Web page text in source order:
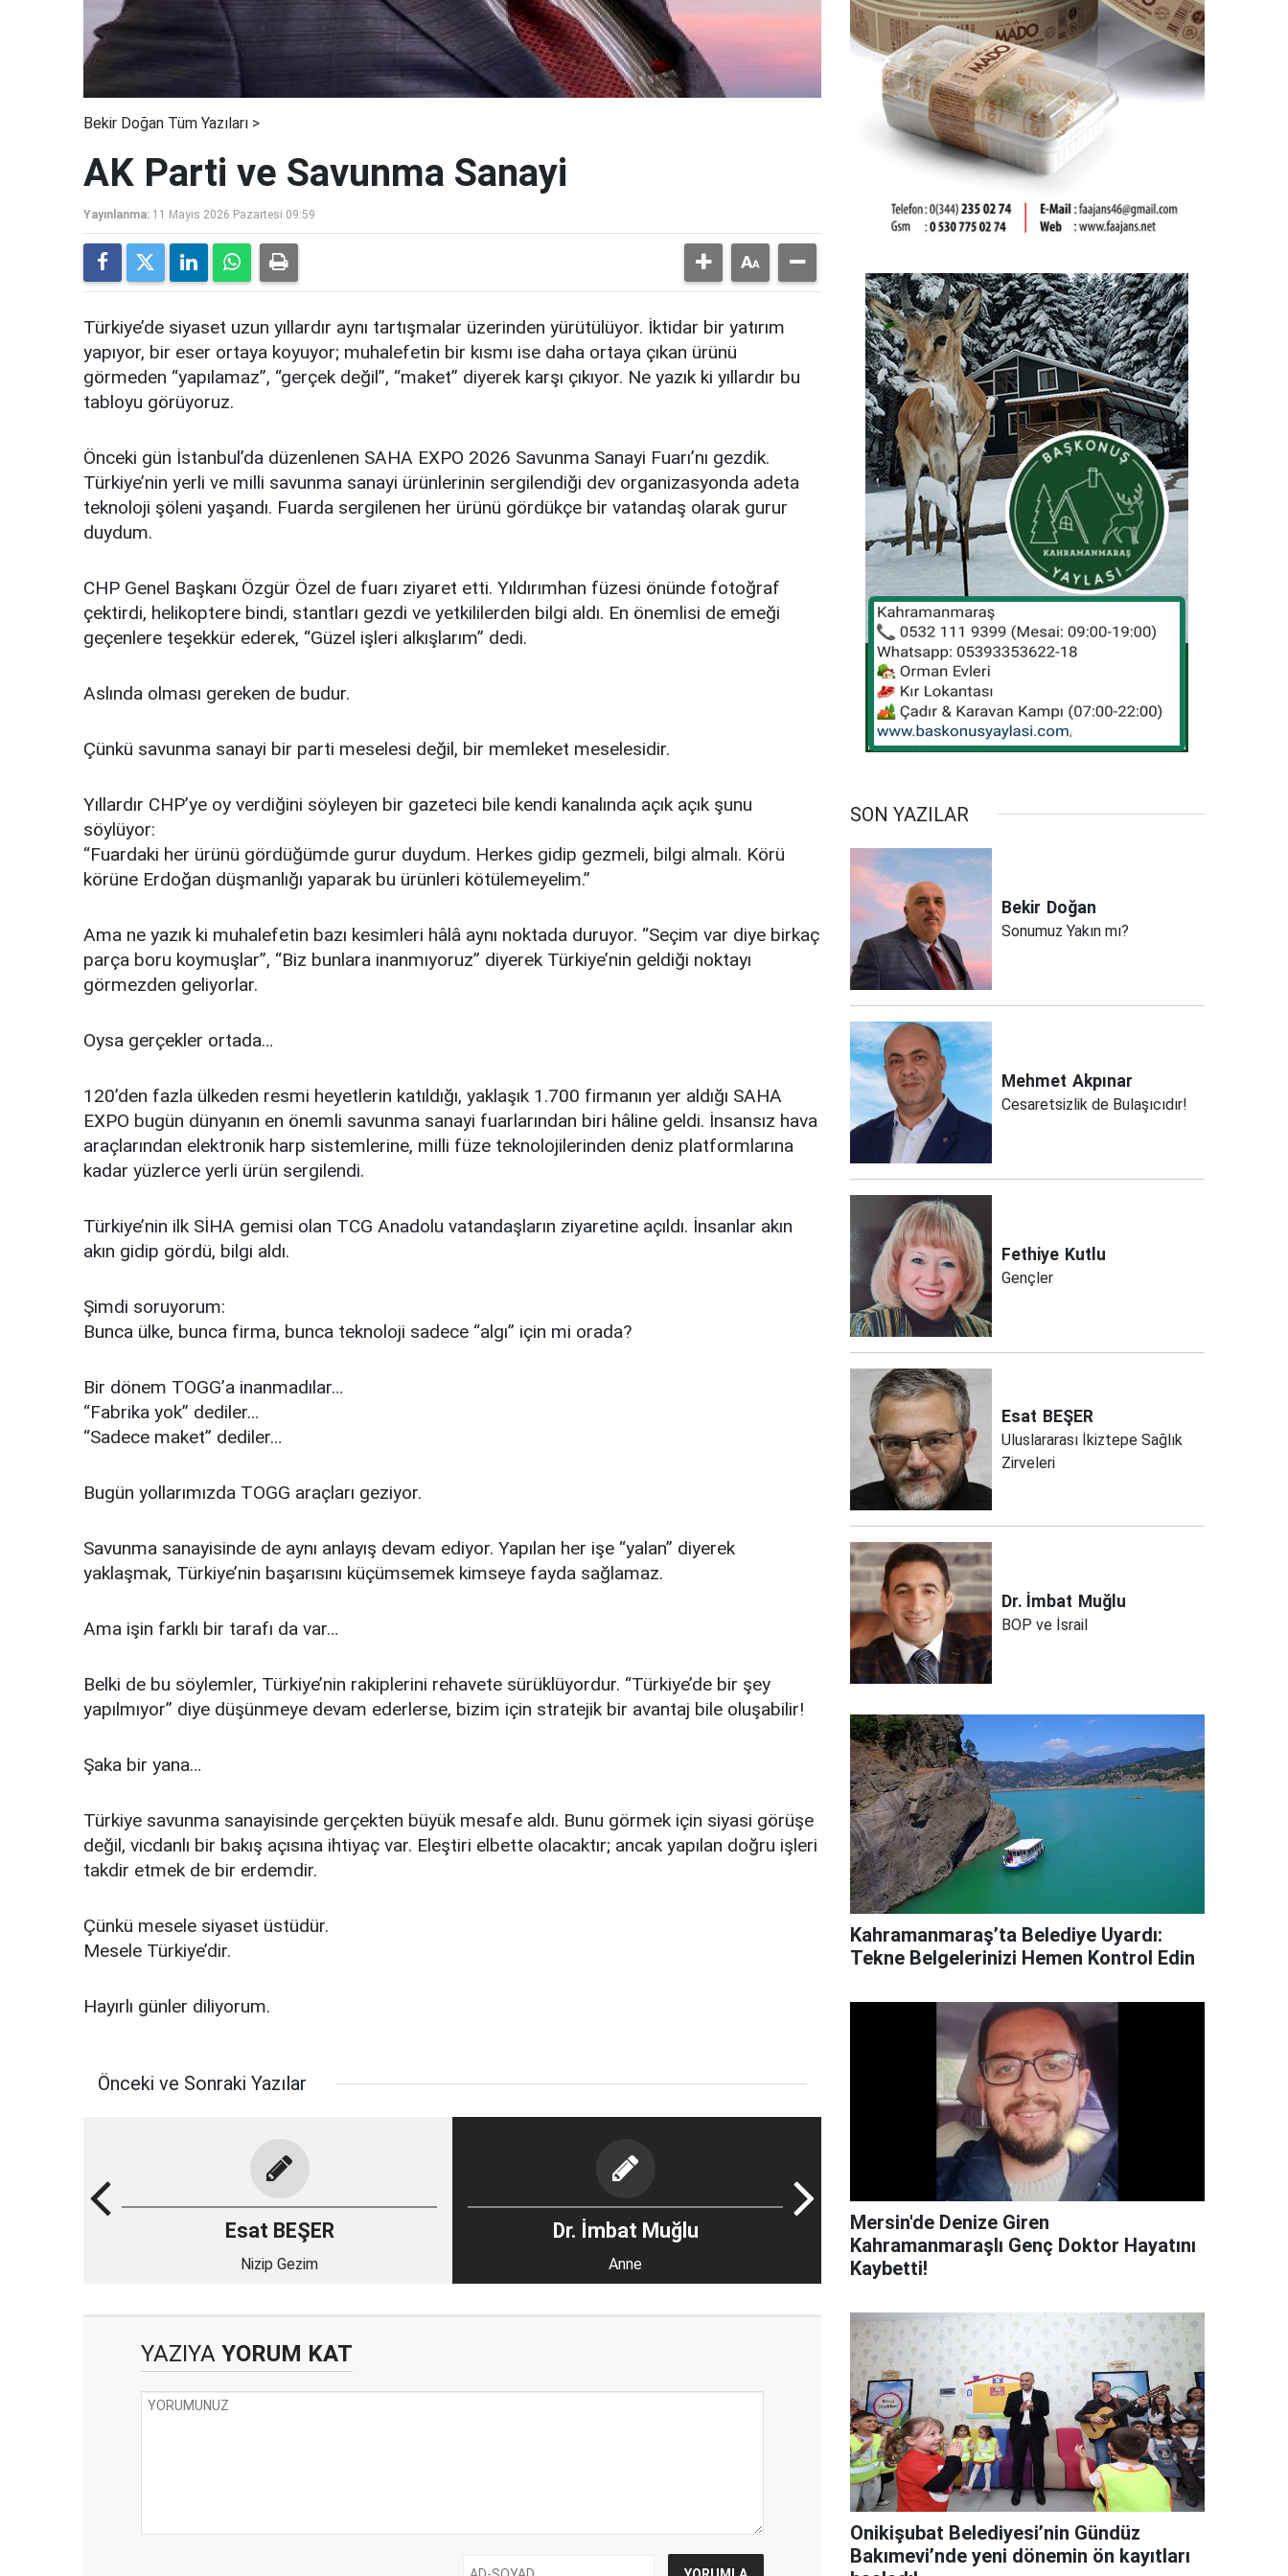
Bekir Doğan Tüm Yazıları >
AK Parti ve Savunma Sanayi
Yayınlanma: 11 Mayıs 2026 Pazartesi 09:59
Türkiye’de siyaset uzun yıllardır aynı tartışmalar üzerinden yürütülüyor. İktidar bir yatırım
yapıyor, bir eser ortaya koyuyor; muhalefetin bir kısmı ise daha ortaya çıkan ürünü
görmeden “yapılamaz”, “gerçek değil”, “maket” diyerek karşı çıkıyor. Ne yazık ki yıllardır bu
tabloyu görüyoruz.
Önceki gün İstanbul’da düzenlenen SAHA EXPO 2026 Savunma Sanayi Fuarı’nı gezdik.
Türkiye’nin yerli ve milli savunma sanayi ürünlerinin sergilendiği dev organizasyonda adeta
teknoloji şöleni yaşandı. Fuarda sergilenen her ürünü gördükçe bir vatandaş olarak gurur
duydum.
CHP Genel Başkanı Özgür Özel de fuarı ziyaret etti. Yıldırımhan füzesi önünde fotoğraf
çektirdi, helikoptere bindi, stantları gezdi ve yetkililerden bilgi aldı. En önemlisi de emeği
geçenlere teşekkür ederek, “Güzel işleri alkışlarım” dedi.
Aslında olması gereken de budur.
Çünkü savunma sanayi bir parti meselesi değil, bir memleket meselesidir.
Yıllardır CHP’ye oy verdiğini söyleyen bir gazeteci bile kendi kanalında açık açık şunu
söylüyor:
“Fuardaki her ürünü gördüğümde gurur duydum. Herkes gidip gezmeli, bilgi almalı. Körü
körüne Erdoğan düşmanlığı yaparak bu ürünleri kötülemeyelim.”
Ama ne yazık ki muhalefetin bazı kesimleri hâlâ aynı noktada duruyor. “Seçim var diye birkaç
parça boru koymuşlar”, “Biz bunlara inanmıyoruz” diyerek Türkiye’nin geldiği noktayı
görmezden geliyorlar.
Oysa gerçekler ortada…
120’den fazla ülkeden resmi heyetlerin katıldığı, yaklaşık 1.700 firmanın yer aldığı SAHA
EXPO bugün dünyanın en önemli savunma sanayi fuarlarından biri hâline geldi. İnsansız hava
araçlarından elektronik harp sistemlerine, milli füze teknolojilerinden deniz platformlarına
kadar yüzlerce yerli ürün sergilendi.
Türkiye’nin ilk SİHA gemisi olan TCG Anadolu vatandaşların ziyaretine açıldı. İnsanlar akın
akın gidip gördü, bilgi aldı.
Şimdi soruyorum:
Bunca ülke, bunca firma, bunca teknoloji sadece “algı” için mi orada?
Bir dönem TOGG’a inanmadılar…
“Fabrika yok” dediler…
“Sadece maket” dediler…
Bugün yollarımızda TOGG araçları geziyor.
Savunma sanayisinde de aynı anlayış devam ediyor. Yapılan her işe “yalan” diyerek
yaklaşmak, Türkiye’nin başarısını küçümsemek kimseye fayda sağlamaz.
Ama işin farklı bir tarafı da var…
Belki de bu söylemler, Türkiye’nin rakiplerini rehavete sürüklüyordur. “Türkiye’de bir şey
yapılmıyor” diye düşünmeye devam ederlerse, bizim için stratejik bir avantaj bile oluşabilir!
Şaka bir yana…
Türkiye savunma sanayisinde gerçekten büyük mesafe aldı. Bunu görmek için siyasi görüşe
değil, vicdanlı bir bakış açısına ihtiyaç var. Eleştiri elbette olacaktır; ancak yapılan doğru işleri
takdir etmek de bir erdemdir.
Çünkü mesele siyaset üstüdür.
Mesele Türkiye’dir.
Hayırlı günler diliyorum.
Önceki ve Sonraki Yazılar
Esat BEŞER
Nizip Gezim
Dr. İmbat Muğlu
Anne
YAZIYA YORUM KAT
SON YAZILAR
Bekir Doğan
Sonumuz Yakın mı?
Mehmet Akpınar
Cesaretsizlik de Bulaşıcıdır!
Fethiye Kutlu
Gençler
Esat BEŞER
Uluslararası İkiztepe Sağlık
Zirveleri
Dr. İmbat Muğlu
BOP ve İsrail
Kahramanmaraş’ta Belediye Uyardı:
Tekne Belgelerinizi Hemen Kontrol Edin
Mersin'de Denize Giren
Kahramanmaraşlı Genç Doktor Hayatını
Kaybetti!
Onikişubat Belediyesi’nin Gündüz
Bakımevi’nde yeni dönemin ön kayıtları